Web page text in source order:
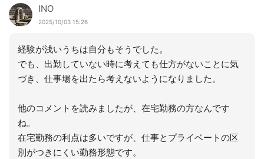
INO
2025/10/03 15:26
経験が浅いうちは自分もそうでした。
でも、出勤していない時に考えても仕方がないことに気
づき、仕事場を出たら考えないようになりました。
他のコメントを読みましたが、在宅勤務の方なんです
ね。
在宅勤務の利点は多いですが、仕事とプライベートの区
別がつきにくい勤務形態です。